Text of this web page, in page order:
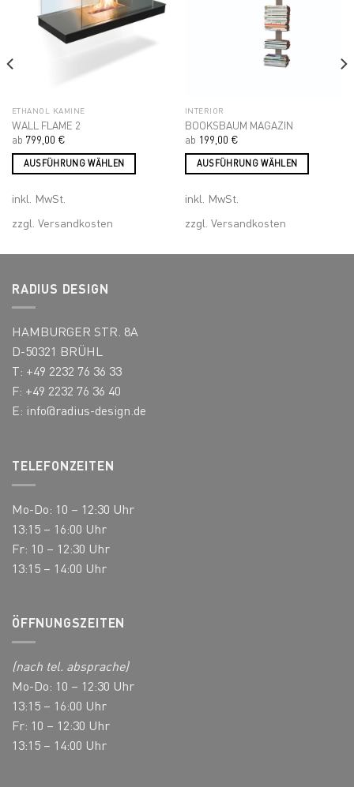
gewählt
werden
Add to
wishlist
ETHANOL KAMINE
WALL FLAME 2
ab 799,00 €
AUSFÜHRUNG WÄHLEN
Produkt
mehrere
Die
Optionen
auf
der
Produktseite
werden
inkl. MwSt.
zzgl. Versandkosten
INTERIOR
BOOKSBAUM MAGAZIN
ab 199,00 €
AUSFÜHRUNG WÄHLEN
Produkt
mehrere
inkl. MwSt.
zzgl. Versandkosten
RADIUS DESIGN
HAMBURGER STR. 8A
D-50321 BRÜHL
T: +49 2232 76 36 33
F: +49 2232 76 36 40
E: info@radius-design.de
TELEFONZEITEN
Mo-Do: 10 – 12:30 Uhr
13:15 – 16:00 Uhr
Fr: 10 – 12:30 Uhr
13:15 – 14:00 Uhr
ÖFFNUNGSZEITEN
(nach tel. absprache)
Mo-Do: 10 – 12:30 Uhr
13:15 – 16:00 Uhr
Fr: 10 – 12:30 Uhr
13:15 – 14:00 Uhr